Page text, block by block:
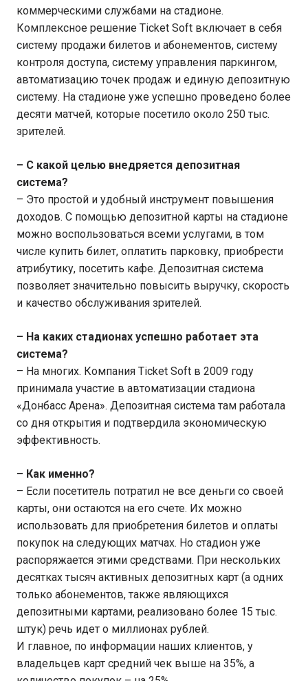
коммерческими службами на стадионе.
Комплексное решение Ticket Soft включает в себя
систему продажи билетов и абонементов, систему
контроля доступа, систему управления паркингом,
автоматизацию точек продаж и единую депозитную
систему. На стадионе уже успешно проведено более
десяти матчей, которые посетило около 250 тыс.
зрителей.
– С какой целью внедряется депозитная
система?
– Это простой и удобный инструмент повышения
доходов. С помощью депозитной карты на стадионе
можно воспользоваться всеми услугами, в том
числе купить билет, оплатить парковку, приобрести
атрибутику, посетить кафе. Депозитная система
позволяет значительно повысить выручку, скорость
и качество обслуживания зрителей.
– На каких стадионах успешно работает эта
система?
– На многих. Компания Ticket Soft в 2009 году
принимала участие в автоматизации стадиона
«Донбасс Арена». Депозитная система там работала
со дня открытия и подтвердила экономическую
эффективность.
– Как именно?
– Если посетитель потратил не все деньги со своей
карты, они остаются на его счете. Их можно
использовать для приобретения билетов и оплаты
покупок на следующих матчах. Но стадион уже
распоряжается этими средствами. При нескольких
десятках тысяч активных депозитных карт (а одних
только абонементов, также являющихся
депозитными картами, реализовано более 15 тыс.
штук) речь идет о миллионах рублей.
И главное, по информации наших клиентов, у
владельцев карт средний чек выше на 35%, а